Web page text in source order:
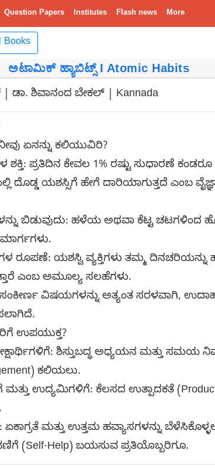
Question Papers Institutes Flash news More
Books
ಅಟಾಮಿಕ್ ಹ್ಯಾಬಿಟ್ಸ್ I Atomic Habits
ಡಾ. ಶಿವಾನಂದ ಬೇಕಲ್ | Kannada
ಏನನ್ನು ಕಲಿಯುವಿರಿ?
ಶಕ್ತಿ: ಪ್ರತಿದಿನ ಕೇವಲ 1% ರಷ್ಟು ಸುಧಾರಣೆ
ದೊಡ್ಡ ಯಶಸ್ಸಿಗೆ ಹೇಗೆ ದಾರಿಯಾಗುತ್ತದೆ ಎಂಬ
ಬಿಡುವುದು: ಹಳೆಯ ಅಥವಾ ಕೆಟ್ಟ ಚಟಗಳಿಂದ
ರೂಪಣೆ: ಯಶಸ್ವಿ ವ್ಯಕ್ತಿಗಳು ತಮ್ಮ ದಿನಚರಿಯನ್ನು
ಎಂಬ ಅಮೂಲ್ಯ ಸಲಹೆಗಳು.
ವಿಷಯಗಳನ್ನು ಅತ್ಯಂತ ಸರಳವಾಗಿ,
ಉಪಯುಕ್ತ?
ಶಿಸ್ತುಬದ್ಧ ಅಧ್ಯಯನ ಮತ್ತು ಸಮಯ
ಕಲಿಯಲು.
ಉದ್ಯಮಿಗಳಿಗೆ: ಕೆಲಸದ ಉತ್ಪಾದಕತೆ
ಮತ್ತು ಉತ್ತಮ ಹವ್ಯಾಸಗಳನ್ನು
(Self-Help) ಬಯಸುವ ಪ್ರತಿಯೊಬ್ಬರಿಗೂ.